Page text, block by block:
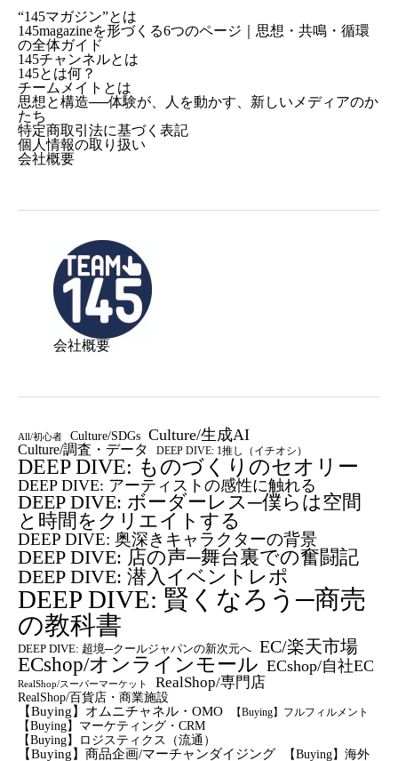
“145マガジン”とは
145magazineを形づくる6つのページ｜思想・共鳴・循環
の全体ガイド
145チャンネルとは
145とは何？
チームメイトとは
思想と構造──体験が、人を動かす、新しいメディアのか
たち
特定商取引法に基づく表記
個人情報の取り扱い
会社概要
会社概要
All/初心者 Culture/SDGs Culture/生成AI
Culture/調査・データ DEEP DIVE: 1推し（イチオシ）
DEEP DIVE: ものづくりのセオリー
DEEP DIVE: アーティストの感性に触れる
DEEP DIVE: ボーダーレス─僕らは空間
と時間をクリエイトする
DEEP DIVE: 奥深きキャラクターの背景
DEEP DIVE: 店の声─舞台裏での奮闘記
DEEP DIVE: 潜入イベントレポ
DEEP DIVE: 賢くなろう─商売
の教科書
DEEP DIVE: 超境─クールジャパンの新次元へ EC/楽天市場
ECshop/オンラインモール ECshop/自社EC
RealShop/スーパーマーケット RealShop/専門店
RealShop/百貨店・商業施設
【Buying】オムニチャネル・OMO
【Buying】フルフィルメント
【Buying】マーケティング・CRM
【buying】ロジスティクス（流通）
【Buying】商品企画/マーチャンダイジング 【Buying】海外